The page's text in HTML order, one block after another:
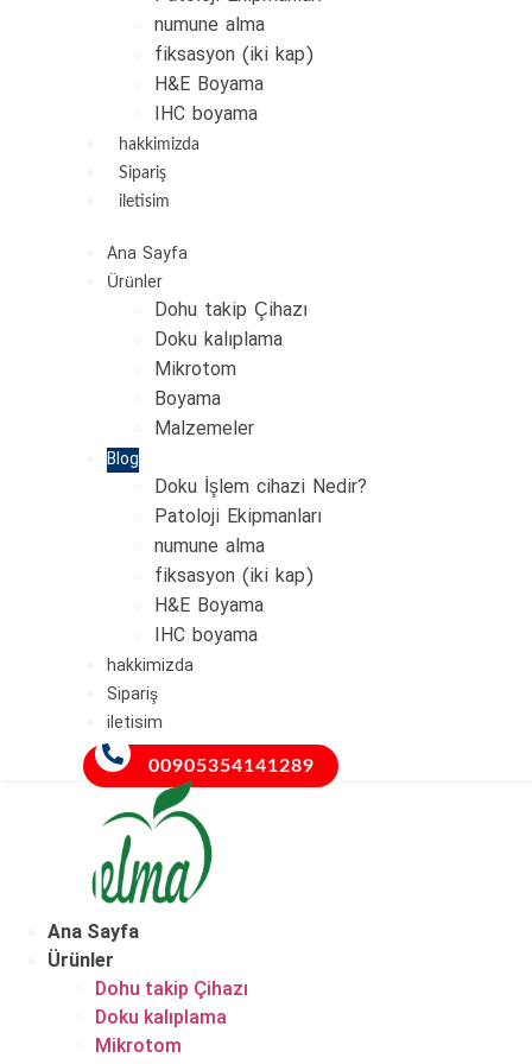
numune alma
fiksasyon (iki kap)
H&E Boyama
IHC boyama
hakkimizda
Sipariş
iletisim
Ana Sayfa
Ürünler
Dohu takip Çihazı
Doku kalıplama
Mikrotom
Boyama
Malzemeler
Blog
Doku İşlem cihazi Nedir?
Patoloji Ekipmanları
numune alma
fiksasyon (iki kap)
H&E Boyama
IHC boyama
hakkimizda
Sipariş
iletisim
00905354141289
Ana Sayfa
Ürünler
Dohu takip Çihazı
Doku kalıplama
Mikrotom